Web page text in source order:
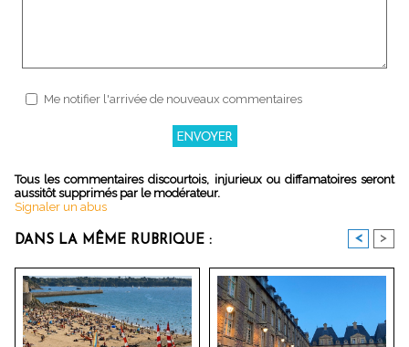
Me notifier l'arrivée de nouveaux commentaires
Tous les commentaires discourtois, injurieux ou diffamatoires seront
aussitôt supprimés par le modérateur.
Signaler un abus
DANS LA MÊME RUBRIQUE : < >